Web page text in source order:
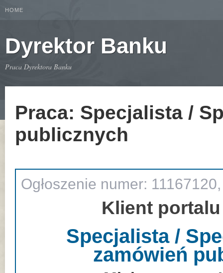
HOME
Dyrektor Banku
Praca Dyrektora Banku
Praca: Specjalista /
publicznych
Ogłoszenie numer:
Klient
Specjalista /
zamówień